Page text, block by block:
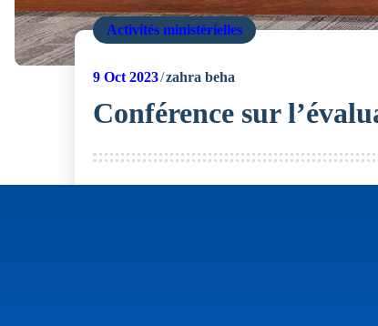
Activités ministérielles
9Oct 2023 zahra beha
Conférence sur